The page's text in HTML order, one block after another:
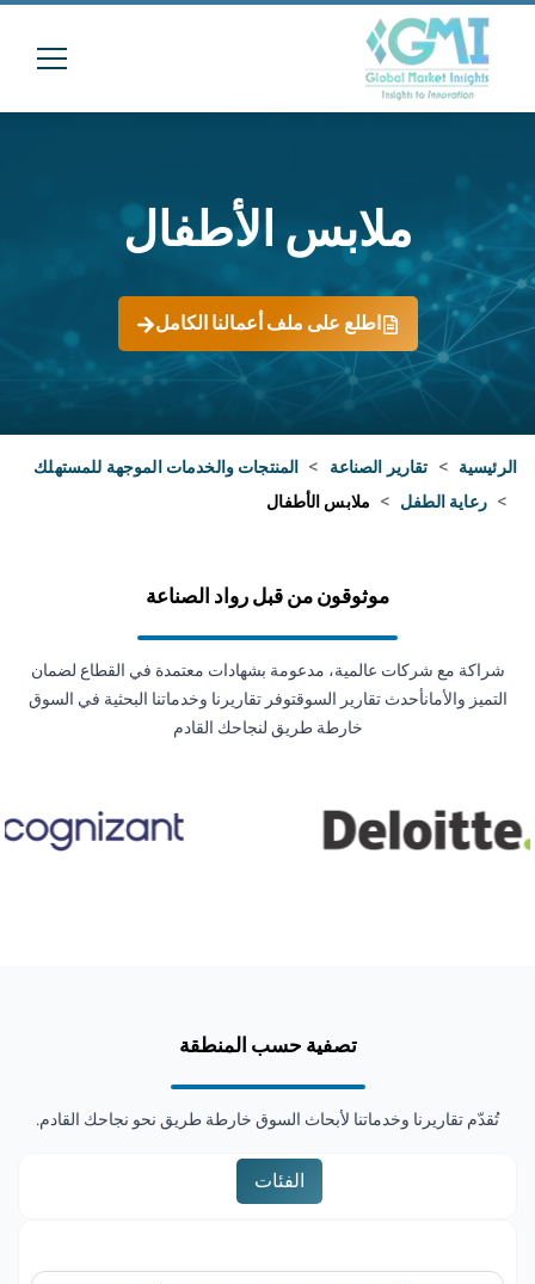
ملابس الأطفال
اطلع على ملف أعمالنا الكامل
الرئيسية > تقارير الصناعة > المنتجات والخدمات الموجهة للمستهلك
> رعاية الطفل > ملابس الأطفال
موثوقون من قبل رواد الصناعة
شراكة مع شركات عالمية، مدعومة بشهادات معتمدة في القطاع لضمان
التميز والأمانأحدث تقارير السوقتوفر تقاريرنا وخدماتنا البحثية في السوق
خارطة طريق لنجاحك القادم
تصفية حسب المنطقة
تُقدّم تقاريرنا وخدماتنا لأبحاث السوق خارطة طريق نحو نجاحك القادم.
الفئات